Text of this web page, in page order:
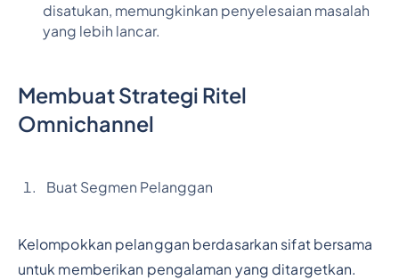
disatukan, memungkinkan penyelesaian masalah
yang lebih lancar.
Membuat Strategi Ritel
Omnichannel
Buat Segmen Pelanggan
Kelompokkan pelanggan berdasarkan sifat bersama
untuk memberikan pengalaman yang ditargetkan.